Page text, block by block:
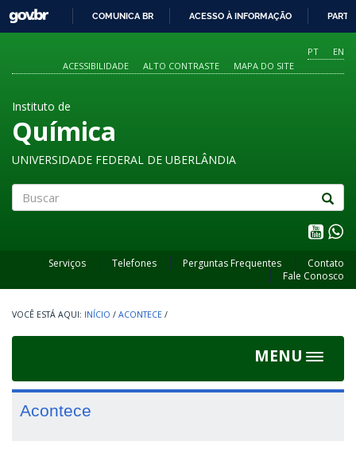
O
CONTEÚDO
GOVBR
COMUNICA BR ACESSO À INFORMAÇÃO
PT
EN
ACESSIBILIDADE
ALTO CONTRASTE MAPA DO SITE
Instituto de
Química
UNIVERSIDADE FEDERAL DE UBERLÂNDIA
Serviços Telefones Perguntas Frequentes
Contato
Fale Conosco
INÍCIO / ACONTECE /
MENU
Toggle
Acontece